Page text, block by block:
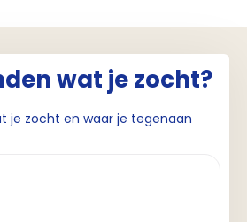
wat je zocht?
je zocht en waar je tegenaan